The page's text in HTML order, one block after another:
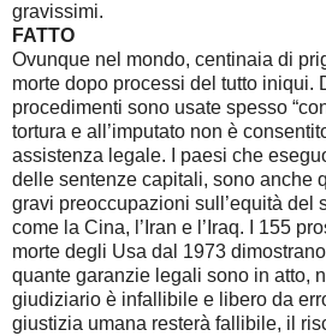
gravissimi.
FATTO
Ovunque nel mondo, centinaia di
morte dopo processi del tutto iniqui.
procedimenti sono usate spesso
tortura e all’imputato non è
assistenza legale. I paesi che
delle sentenze capitali, sono anche
gravi preoccupazioni sull’equità del
come la Cina, l’Iran e l’Iraq. I 155
morte degli Usa dal 1973
quante garanzie legali sono in atto,
giudiziario è infallibile e libero da
giustizia umana resterà fallibile, il